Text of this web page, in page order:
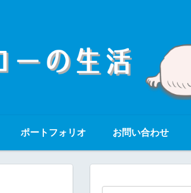
ポートフォリオ お問い合わせ